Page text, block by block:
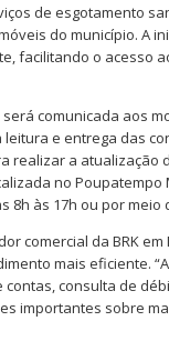
de esgotamento
do município. A
facilitando o acesso
comunicada aos
e entrega das
realizar a atualização
no
8h às 17h ou por
comercial da BRK
mais eficiente.
consulta de
importantes sobre